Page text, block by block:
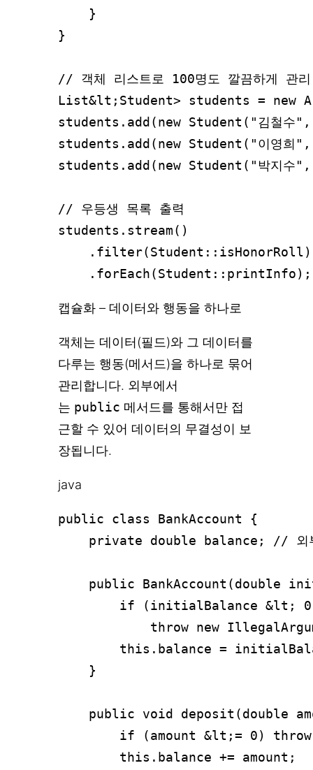
    }
}
// 객체 리스트로 100명도 깔끔하게 관리
List&lt;Student> students = new
students.add(new Student("김철
students.add(new Student("이영
students.add(new Student("박지
// 우등생 목록 출력
students.stream()
    .filter(Student::isHonorRoll)
캡슐화 – 데이터와 행동을 하나로
객체는 데이터(필드)와 그 데이터를
다루는 행동(메서드)을 하나로 묶어
관리합니다. 외부에서
는 public 메서드를 통해서만 접
근할 수 있어 데이터의 무결성이 보
장됩니다.
java
public class BankAccount {
private double balance; // 외
public BankAccount(double
if (initialBalance &lt;
throw new
this.balance =
    }
public void deposit(double
if (amount &lt;= 0) throw
        this.balance += amount;